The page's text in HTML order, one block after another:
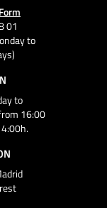
01
to
to
16:00